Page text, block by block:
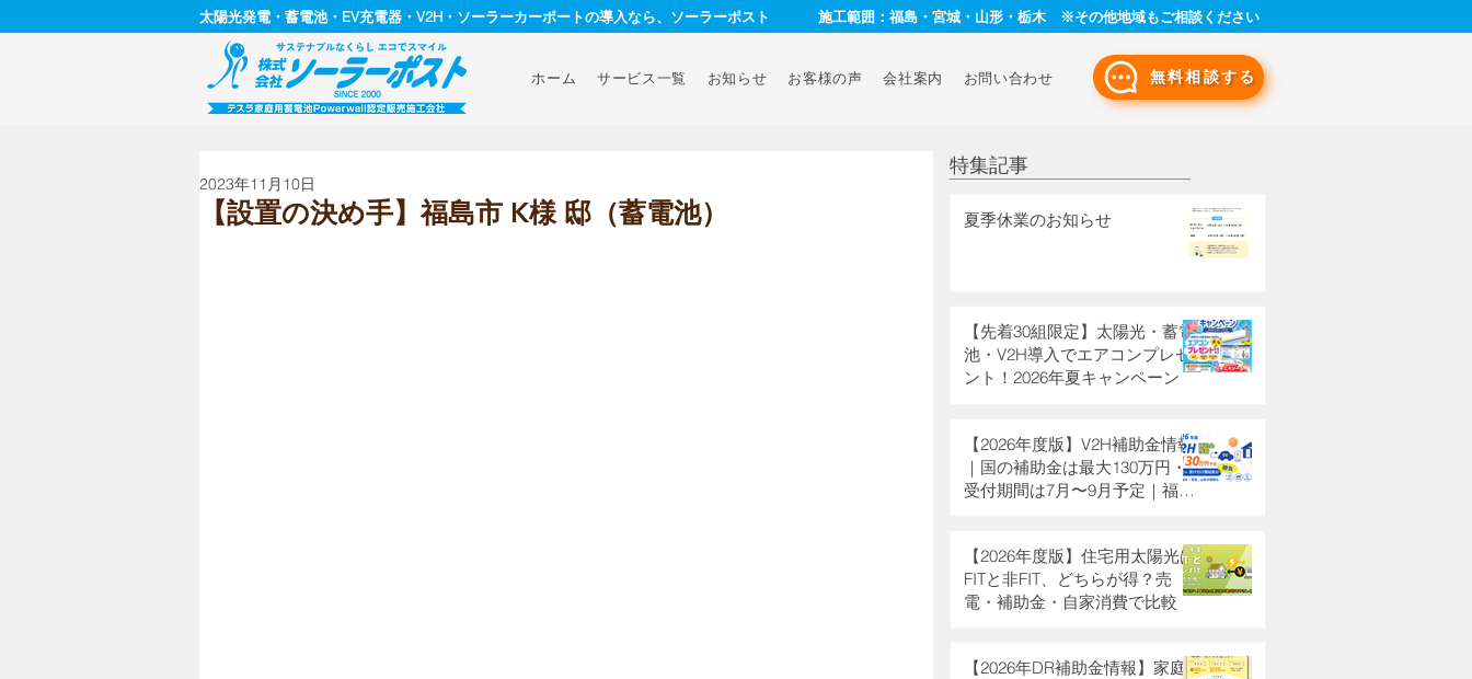
太陽光発電・蓄電池・EV充電器・V2H・ソーラーカーポートの導入なら、ソーラーポスト 施工範囲：福島・宮城・山形・栃木 ※その他地域もご相談ください
ホーム サービス一覧 お知らせ お客様の声 会社案内 お問い合わせ 無料相談する
【設置の決め手】福島市 K様 邸（蓄電池）
2023年11月10日
特集記事
夏季休業のお知らせ
【先着30組限定】太陽光・蓄電
池・V2H導入でエアコンプレゼ
ント！2026年夏キャンペーン
【2026年度版】V2H補助金情報
｜国の補助金は最大130万円・
受付期間は7月〜9月予定｜福島
【2026年度版】住宅用太陽光は
FITと非FIT、どちらが得？売
電・補助金・自家消費で比較
【2026年DR補助金情報】家庭